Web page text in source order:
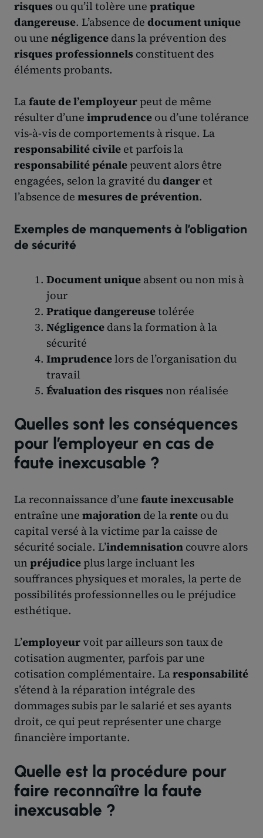
risques ou qu’il tolère une pratique
dangereuse. L’absence de document unique
ou une négligence dans la prévention des
risques professionnels constituent des
éléments probants.
Lafaute de l’employeur peut de même
résulter d’une imprudence ou d’une tolérance
vis-à-vis de comportements à risque. La
responsabilité civile et parfois la
responsabilité pénale peuvent alors être
engagées, selon la gravité dudanger et
l’absence de mesures de prévention.
Exemples de manquements à l’obligation
de sécurité
Document uniqueabsent ou non mis à
jour
Pratique dangereusetolérée
Négligencedans la formation à la
sécurité
Imprudencelors de l’organisation du
travail
Évaluation des risquesnon réalisée
Quelles sont les conséquences
pour l’employeur en cas de
faute inexcusable ?
La reconnaissance d’une faute inexcusable
entraîne une majoration de larente ou du
capital versé à la victime par la caisse de
sécurité sociale. L’indemnisation couvre alors
un préjudice plus large incluant les
souffrances physiques et morales, la perte de
possibilités professionnelles ou le préjudice
esthétique.
L’employeurvoit par ailleurs son taux de
cotisation augmenter, parfois par une
cotisation complémentaire. Laresponsabilité
s’étend à la réparation intégrale des
dommages subis par le salarié et ses ayants
droit, ce qui peut représenter une charge
financière importante.
Quelle est la procédure pour
faire reconnaître la faute
inexcusable ?